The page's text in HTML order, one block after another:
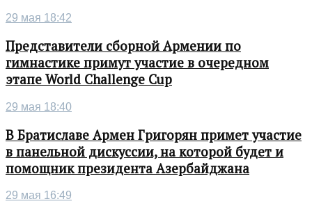
29 мая 18:42
Представители сборной Армении по
гимнастике примут участие в очередном
этапе World Challenge Cup
29 мая 18:40
В Братиславе Армен Григорян примет участие
в панельной дискуссии, на которой будет и
помощник президента Азербайджана
29 мая 16:49